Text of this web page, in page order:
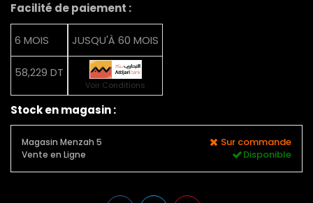
Facilité de paiement :
6 MOIS
58,229 DT
JUSQU'À 60 MOIS
Voir Conditions
Stock en magasin :
Magasin Menzah 5 Sur commande
Vente en Ligne Disponible